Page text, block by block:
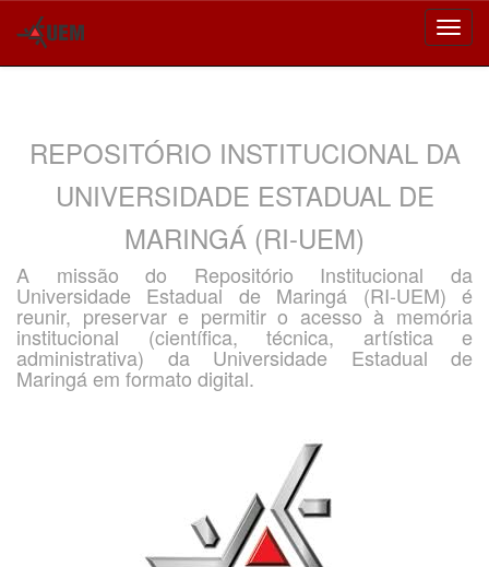
REPOSITÓRIO INSTITUCIONAL DA
UNIVERSIDADE ESTADUAL DE
MARINGÁ (RI-UEM)
A missão do Repositório Institucional da
Universidade Estadual de Maringá (RI-UEM) é
reunir, preservar e permitir o acesso à memória
institucional (científica, técnica, artística e
administrativa) da Universidade Estadual de
Maringá em formato digital.